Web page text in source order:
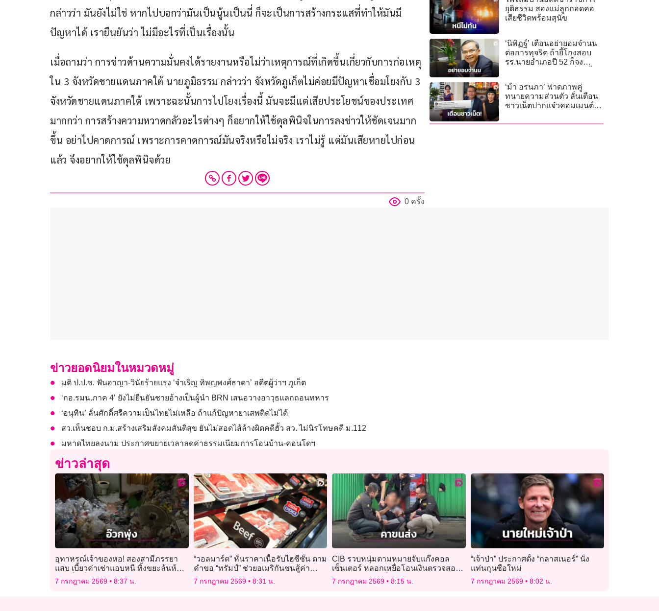
กล่าวว่า มันยังไม่ใช่ หากไปบอกว่ามันเป็นนู้นเป็นนี่ ก็จะเป็นการสร้างกระแสที่ทำให้มันมี
ปัญหาได้ เรายืนยันว่า ไม่มีอะไรที่เป็นเรื่องนั้น
เมื่อถามว่า การข่าวด้านความมั่นคงได้รายงานหรือไม่ว่าเหตุการณ์ที่เกิดขึ้นเกี่ยวกับการก่อเหตุ
ใน 3 จังหวัดชายแดนภาคใต้ นายภูมิธรรม กล่าวว่า จังหวัดภูเก็ตไม่ค่อยมีปัญหาเชื่อมโยงกับ 3
จังหวัดชายแดนภาคใต้ เพราะฉะนั้นการไปโยงเรื่องนี้ มันจะมีแต่เสียประโยชน์ของประเทศ
มากกว่า การสร้างความหวาดกลัวอะไรต่างๆ ก็อยากให้ใช้ดุลพินิจในการลงข่าวให้ชัดเจนมาก
ขึ้น อย่าไปคาดการณ์ เพราะการคาดการณ์มันจริงหรือไม่จริง เราไม่รู้ แต่มันเสียหายไปก่อน
แล้ว จึงอยากให้ใช้ดุลพินิจด้วย
0 ครั้ง
ยุติธรรม สองแม่ลูกกอดคอ
เสียชีวิตพร้อมสุนัข
‘นิพิฏฐ์’ เตือนอย่ายอมจำนน
ต่อการทุจริต ถ้ายี้โกงสอบ
รร.นายอำเภอปี 52 ก็จง
‘ม้า อรนภา’ ฟาดภาพคู่
ทนายความส่วนตัว ลั่นเตือน
ชาวเน็ตปากแจ๋วคอมเมนต์
ข่าวยอดนิยมในหมวดหมู่
มติ ป.ป.ช. ฟันอาญา-วินัยร้ายแรง ‘จำเริญ ทิพญพงศ์ธาดา’ อดีตผู้ว่าฯ ภูเก็ต
‘กอ.รมน.ภาค 4’ ยังไม่ยืนยันชายอ้างเป็นผู้นำ BRN เสนอวางอาวุธแลกถอนทหาร
‘อนุทิน’ ลั่นศักดิ์ศรีความเป็นไทยไม่เหลือ ถ้าแก้ปัญหายาเสพติดไม่ได้
สว.เห็นชอบ ก.ม.สร้างเสริมสังคมสันติสุข ยันไม่สอดไส้ล้างผิดคดีฮั้ว สว. ไม่นิรโทษคดี ม.112
มหาดไทยลงนาม ประกาศขยายเวลาลดค่าธรรมเนียมการโอนบ้าน-คอนโดฯ
ข่าวล่าสุด
อุทาหรณ์เจ้าของหอ! สองสามีภรรยา
แสบ เบี้ยวค่าเช่าแอบหนี ทิ้งขยะล้นห้อง-
ขวดฉี่เกลื่อนหอพัก
7 กรกฎาคม 2569 8:37 น.
“วอลมาร์ต” หั่นราคาเนื้อรับไฮซีซั่น ตาม
คำขอ “ทรัมป์” ช่วยอเมริกันชนสู้ค่า
ครองชีพ
7 กรกฎาคม 2569 8:31 น.
CIB รวบหนุ่มตามหมายจับแก๊งคอล
เซ็นเตอร์ หลอกเหยื่อโอนเงินตรวจสอบ
บัญชี สูญ 8.9 หมื่น
7 กรกฎาคม 2569 8:15 น.
“เจ้าป่า” ประกาศตั้ง “กลาสเนอร์” นั่ง
แท่นกุนซือใหม่
7 กรกฎาคม 2569 8:02 น.